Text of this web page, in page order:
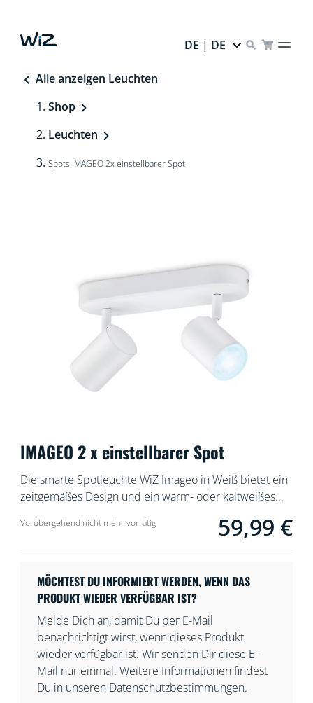
DE | DE
Alle anzeigen Leuchten
Shop
Leuchten
Spots IMAGEO 2x einstellbarer Spot
IMAGEO 2 x einstellbarer Spot
Die smarte Spotleuchte WiZ Imageo in Weiß bietet ein
zeitgemäßes Design und ein warm- oder kaltweißes
denen Du Deinen Raum auf intelligente Weise
per Stimme gesteuert werden.
Vorübergehend nicht mehr vorrätig Current price is
59,99 €
MÖCHTEST DU INFORMIERT WERDEN, WENN DAS
PRODUKT WIEDER VERFÜGBAR IST?
Melde Dich an, damit Du per E-Mail
benachrichtigt wirst, wenn dieses Produkt
wieder verfügbar ist. Wir senden Dir diese E-
Mail nur einmal. Weitere Informationen findest
Du in unseren Datenschutzbestimmungen.